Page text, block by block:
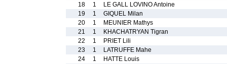
18
1
LE GALL LOVINO Antoine
19
1
GIQUEL Milan
20
1
MEUNIER Mathys
21
1
KHACHATRYAN Tigran
22
1
PRIET Lili
23
1
LATRUFFE Mahe
24
1
HATTE Louis